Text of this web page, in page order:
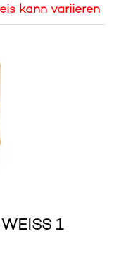
kann variieren
1 S